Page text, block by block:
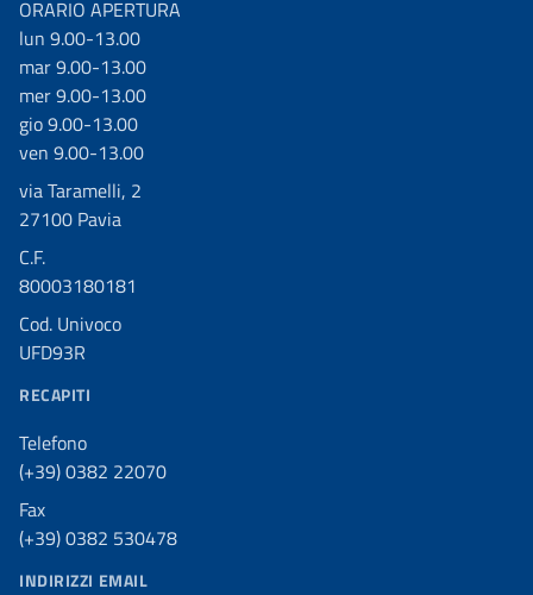
ORARIO APERTURA
lun 9.00-13.00
mar 9.00-13.00
mer 9.00-13.00
gio 9.00-13.00
ven 9.00-13.00
via Taramelli, 2
27100 Pavia
C.F.
80003180181
Cod. Univoco
UFD93R
RECAPITI
Telefono
(+39) 0382 22070
Fax
(+39) 0382 530478
INDIRIZZI EMAIL